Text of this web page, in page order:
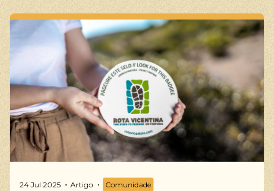
24 Jul 2025 Artigo Comunidade